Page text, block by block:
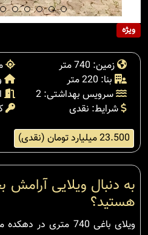
ویژه
زمین: 740 متر
بنا: 220 متر
سرویس بهداشتی: 2
شرایط: نقدی
23.500 میلیارد تومان (نقدی)
به دنبال ویلایی
هستید؟
ویلای باغی 740 متری